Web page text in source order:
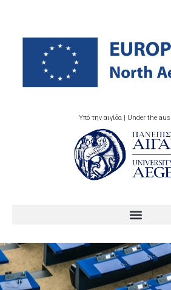
Υπό την αιγίδα | Under the